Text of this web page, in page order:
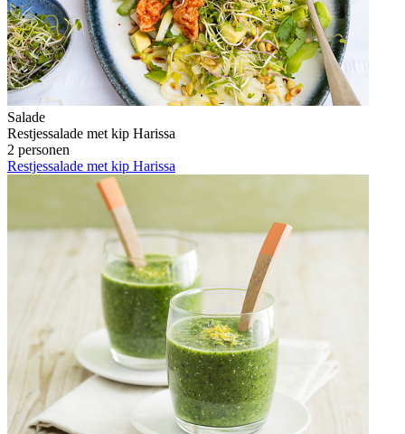
Salade
Restjessalade met kip Harissa
2 personen
Restjessalade met kip Harissa